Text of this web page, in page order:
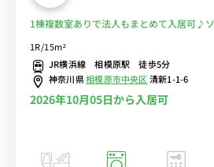
1棟複数室ありで法人もまとめて入居可♪
より徒歩5分/大型スーパー複数あるので
Wi-Fi格安レンタル中！
1R/15m²
JR横浜線 相模原駅 徒歩5分
神奈川県相模原市中央区清新1-1-6
2026年10月05日から入居可